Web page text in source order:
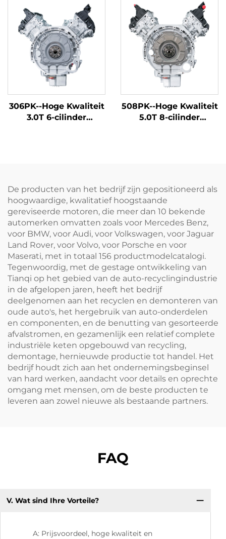
voor BMW X1 X3 Z4 en
andere modellen
gereviseerd voor Land
Rover Discovery Sport
Edition, Range Rover
Aurora, Range Rover
Star Vein, Discovery
Five en andere
modellen
306PK--Hoge Kwaliteit
3.0T 6-cilinder
Shengshi Editie en
andere modellen
508PK--Hoge Kwaliteit
5.0T 8-cilinder
Rover Star Vein
Guardian Jaguar F-
TYPE, XJ en andere
modellen
De producten van het bedrijf zijn gepositioneerd als
hoogwaardige, kwalitatief hoogstaande
gereviseerde motoren, die meer dan 10 bekende
automerken omvatten zoals voor Mercedes Benz,
voor BMW, voor Audi, voor Volkswagen, voor Jaguar
Land Rover, voor Volvo, voor Porsche en voor
Maserati, met in totaal 156 productmodelcatalogi.
Tegenwoordig, met de gestage ontwikkeling van
Tianqi op het gebied van de auto-recyclingindustrie
in de afgelopen jaren, heeft het bedrijf
deelgenomen aan het recyclen en demonteren van
oude auto's, het hergebruik van auto-onderdelen
en componenten, en de benutting van gesorteerde
afvalstromen, en gezamenlijk een relatief complete
industriële keten opgebouwd van recycling,
demontage, hernieuwde productie tot handel. Het
bedrijf houdt zich aan het ondernemingsbeginsel
van hard werken, aandacht voor details en oprechte
omgang met mensen, om de beste producten te
leveren aan zowel nieuwe als bestaande partners.
FAQ
V. Wat sind Ihre Vorteile?
A: Prijsvoordeel, hoge kwaliteit en